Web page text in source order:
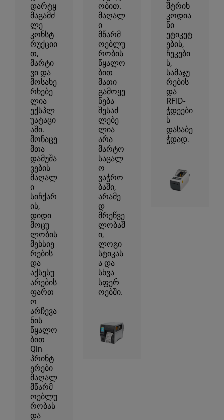
დარტყ
მაგამძ
ლე
კონსტ
რუქციი
თ,
მარტი
ვი და
მოსახე
რხებე
ლია
ექსპლ
უატაცი
აში.
მონაცე
მთა
დამუშა
ვების
მაღალ
ი
სიჩქარ
ის,
დიდი
მოცუ
ლობის
მეხსიე
რების
და
აქსესუ
არების
ფართ
ო
არჩევა
ნის
წყალო
ბით
Qln
პრინტ
ერები
მაღალ
მწარმ
ოებლუ
რობას
და
ობით.
მაღალ
ი
მწარმ
ოებლუ
რობის
წყალო
ბით
მათი
გამოყე
ნება
შესაძ
ლებე
ლია
არა
მარტო
საცალ
ო
ვაჭრო
ბაში,
არამე
დ
მრეწვე
ლობაშ
ი,
ლოგი
სტიკას
ა და
სხვა
სფერ
ოებში.
შტრიხ
კოდია
ნი
ეტიკეტ
ების,
ჩეკები
ს,
სამაჯუ
რების
და
RFID-
ჭდეები
ს
დასაბე
ჭდად.